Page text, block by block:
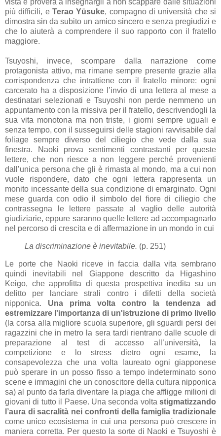
più difficili, e Terao Yūsuke, compagno di università che si
dimostra sin da subito un amico sincero e senza pregiudizi e
che lo aiuterà a comprendere il suo rapporto con il fratello
maggiore.
Tsuyoshi, invece, scompare dalla narrazione come
protagonista attivo, ma rimane sempre presente grazie alla
corrispondenza che intrattiene con il fratello minore: ogni
carcerato ha a disposizione l’invio di una lettera al mese a
destinatari selezionati e Tsuyoshi non perde nemmeno un
appuntamento con la missiva per il fratello, descrivendogli la
sua vita monotona ma non triste, i giorni sempre uguali e
senza tempo, con il susseguirsi delle stagioni ravvisabile dal
foliage sempre diverso del ciliegio che vede dalla sua
finestra. Naoki prova sentimenti contrastanti per queste
lettere, che non riesce a non leggere perché provenienti
dall’unica persona che gli è rimasta al mondo, ma a cui non
vuole rispondere, dato che ogni lettera rappresenta un
monito incessante della sua condizione di emarginato. Ogni
mese guarda con odio il simbolo del fiore di ciliegio che
contrassegna le lettere passate al vaglio delle autorità
giudiziarie, eppure saranno quelle lettere ad accompagnarlo
nel percorso di crescita e di affermazione in un mondo in cui
La discriminazione è inevitabile. (p. 251)
Le porte che Naoki riceve in faccia dalla vita sembrano
quindi inevitabili nel Giappone descritto da Higashino
Keigo, che approfitta di questa prospettiva inedita su un
delitto per lanciare strali contro i difetti della società
nipponica. Una prima volta contro la tendenza ad
estremizzare l'importanza di un'istruzione di primo livello
(la corsa alla migliore scuola superiore, gli sguardi persi dei
ragazzini che in metro la sera tardi rientrano dalle scuole di
preparazione al test di accesso all’università, la
competizione e lo stress dietro ogni esame, la
consapevolezza che una volta laureato ogni giapponese
può sperare in un posso fisso a tempo indeterminato sono
scene e immagini che un conoscitore della cultura nipponica
sa) al punto da farla diventare la piaga che affligge milioni di
giovani di tutto il Paese. Una seconda volta stigmatizzando
l’aura di sacralità nei confronti della famiglia tradizionale
come unico ecosistema in cui una persona può crescere in
maniera corretta. Per questo la sorte di Naoki e Tsuyoshi è